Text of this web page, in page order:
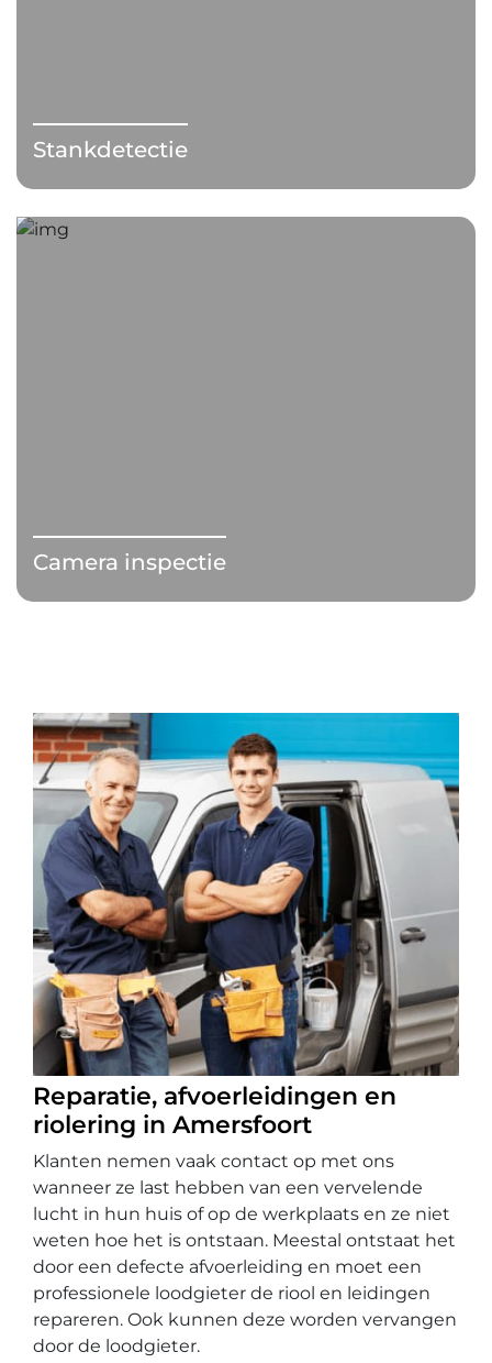
Stankdetectie
Camera inspectie
Reparatie, afvoerleidingen en
riolering in Amersfoort
Klanten nemen vaak contact op met ons
wanneer ze last hebben van een vervelende
lucht in hun huis of op de werkplaats en ze niet
weten hoe het is ontstaan. Meestal ontstaat het
door een defecte afvoerleiding en moet een
professionele loodgieter de riool en leidingen
repareren. Ook kunnen deze worden vervangen
door de loodgieter.